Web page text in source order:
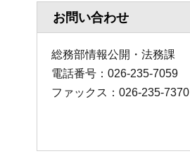
お問い合わせ
総務部情報公開・法務課
電話番号：026-235-7059
ファックス：026-235-7370